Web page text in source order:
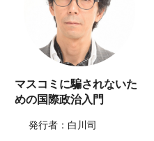
マスコミに騙されないた
めの国際政治入門
発行者：白川司